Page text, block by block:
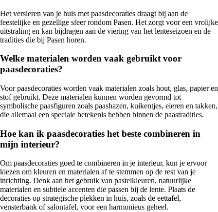
Het versieren van je huis met paasdecoraties draagt bij aan de
feestelijke en gezellige sfeer rondom Pasen. Het zorgt voor een vrolijke
uitstraling en kan bijdragen aan de viering van het lenteseizoen en de
tradities die bij Pasen horen.
Welke materialen worden vaak gebruikt voor
paasdecoraties?
Voor paasdecoraties worden vaak materialen zoals hout, glas, papier en
stof gebruikt. Deze materialen kunnen worden gevormd tot
symbolische paasfiguren zoals paashazen, kuikentjes, eieren en takken,
die allemaal een speciale betekenis hebben binnen de paastradities.
Hoe kan ik paasdecoraties het beste combineren in
mijn interieur?
Om paasdecoraties goed te combineren in je interieur, kun je ervoor
kiezen om kleuren en materialen af te stemmen op de rest van je
inrichting. Denk aan het gebruik van pastelkleuren, natuurlijke
materialen en subtiele accenten die passen bij de lente. Plaats de
decoraties op strategische plekken in huis, zoals de eettafel,
vensterbank of salontafel, voor een harmonieus geheel.